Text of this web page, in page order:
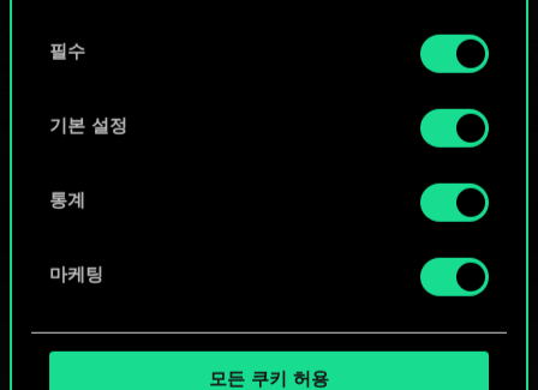
쿠키 사용에 관한 세부 사항이나 관련 설정은 아래의
필수
기본 설정
통계
마케팅
모든 쿠키 허용